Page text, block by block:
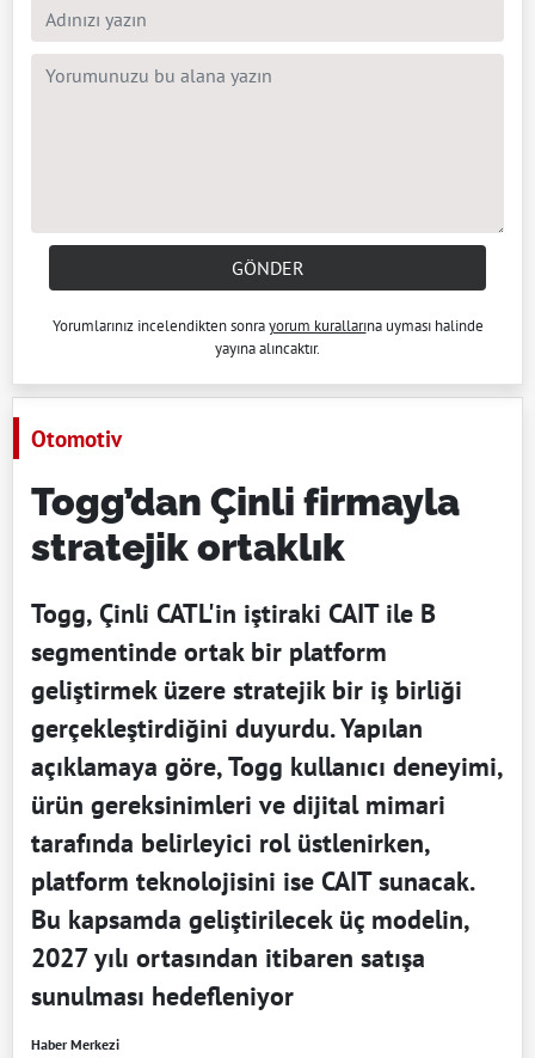
GÖNDER
Yorumlarınız incelendikten sonrayorum kurallarına uyması halinde
yayına alıncaktır.
Otomotiv
Togg’dan Çinli firmayla
stratejik ortaklık
Togg, Çinli CATL'in iştiraki CAIT ile B
segmentinde ortak bir platform
geliştirmek üzere stratejik bir iş birliği
gerçekleştirdiğini duyurdu. Yapılan
açıklamaya göre, Togg kullanıcı deneyimi,
ürün gereksinimleri ve dijital mimari
tarafında belirleyici rol üstlenirken,
platform teknolojisini ise CAIT sunacak.
Bu kapsamda geliştirilecek üç modelin,
2027 yılı ortasından itibaren satışa
sunulması hedefleniyor
Haber Merkezi